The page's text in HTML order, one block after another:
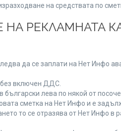
на средствата по
НА РЕКЛАМНАТА
да се заплати на Нет Инфо
без включен ДДС.
лева по някой от
сметка на Нет Инфо и е
то се отразява от Нет Инфо